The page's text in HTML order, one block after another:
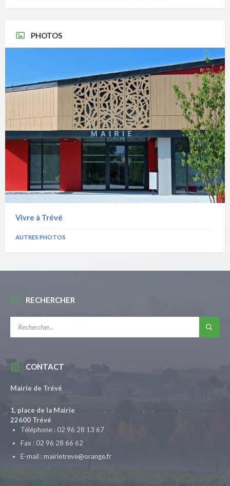
PHOTOS
Vivre à Trévé
AUTRES PHOTOS
RECHERCHER
CONTACT
Mairie de Trévé
1, place de la Mairie
22600 Trévé
Téléphone : 02 96 28 13 67
Fax : 02 96 28 66 62
E-mail : mairietreve@orange.fr